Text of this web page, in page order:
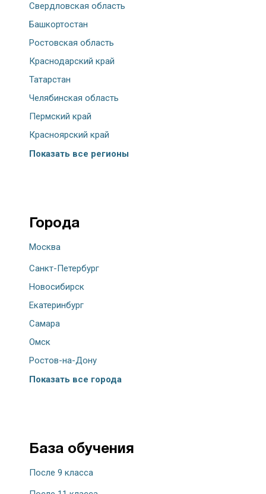
Свердловская область
Башкортостан
Ростовская область
Краснодарский край
Татарстан
Челябинская область
Пермский край
Красноярский край
Показать все регионы
Города
Москва
Санкт-Петербург
Новосибирск
Екатеринбург
Самара
Омск
Ростов-на-Дону
Показать все города
База обучения
После 9 класса